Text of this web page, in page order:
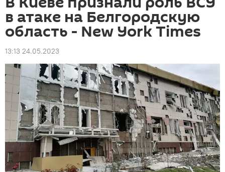
в атаке на Белгородскую
область - New York Times
13:13 24.05.2023